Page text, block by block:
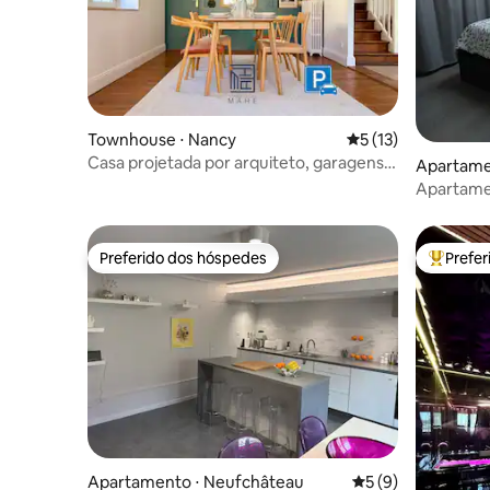
Townhouse ⋅ Nancy 5 de uma
5 (13)
Casa projetada por arquiteto, garagens e
ain
Preferido dos hóspedes
Preferido dos hóspedes
Apartamento ⋅ Neufchâteau 5 de uma
5 (9)
Entre